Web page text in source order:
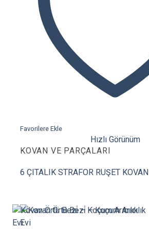
Favorilere Ekle
Hızlı Görünüm
KOVAN VE PARÇALARI
6 ÇITALIK STRAFOR RUŞET KOVAN